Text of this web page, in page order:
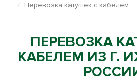
Перевозка катушек с кабелем
ПЕРЕВОЗКА
КАБЕЛЕМ ИЗ Г.